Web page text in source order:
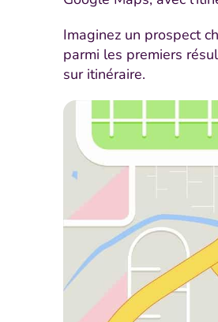
Imaginez un prospect
parmi les premiers
sur itinéraire.